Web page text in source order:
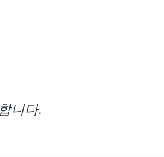
니다.